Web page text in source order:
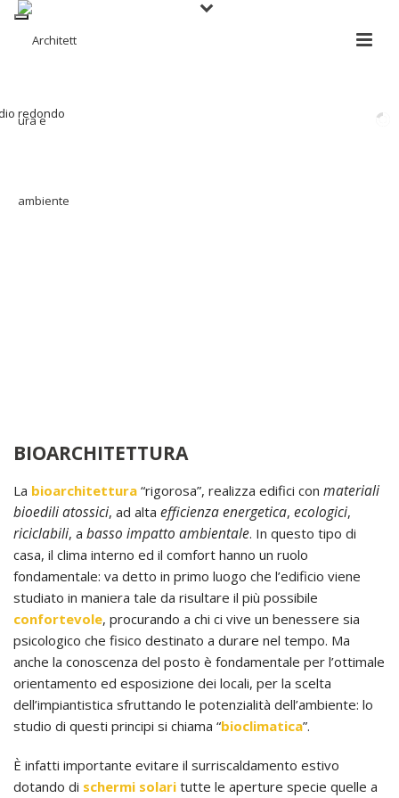
BIOARCHITETTURA
La bioarchitettura “rigorosa”, realizza edifici con materiali
bioedili atossici, ad alta efficienza energetica, ecologici,
riciclabili, a basso impatto ambientale. In questo tipo di
casa, il clima interno ed il comfort hanno un ruolo
fondamentale: va detto in primo luogo che l’edificio viene
studiato in maniera tale da risultare il più possibile
confortevole, procurando a chi ci vive un benessere sia
psicologico che fisico destinato a durare nel tempo. Ma
anche la conoscenza del posto è fondamentale per l’ottimale
orientamento ed esposizione dei locali, per la scelta
dell’impiantistica sfruttando le potenzialità dell’ambiente: lo
studio di questi principi si chiama “bioclimatica”.
È infatti importante evitare il surriscaldamento estivo
dotando di schermi solari tutte le aperture specie quelle a